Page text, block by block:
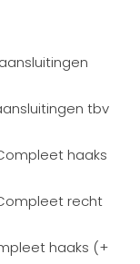
tbv
haaks
recht
haaks (+